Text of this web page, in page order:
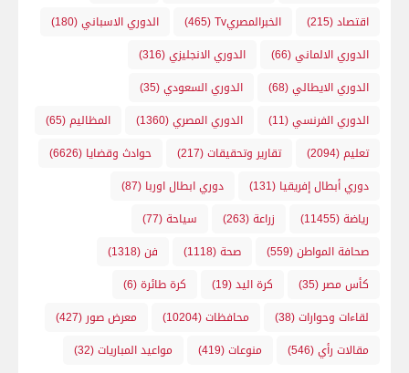
اقتصاد(215) الخبرالمصريTv (465) الدوري الاسباني(180)
الدوري الالماني(66) الدوري الانجليزي(316)
الدوري الايطالي(68) الدوري السعودي(35)
الدوري الفرنسي(11) الدوري المصري(1360) المظاليم(65)
تعليم(2094) تقارير وتحقيقات(217) حوادث وقضايا (6626)
دوري أبطال إفريقيا (131) دوري ابطال اوربا (87)
رياضة(11455) زراعة(263) سياحة(77)
صحافة المواطن(559) صحة(1118) فن(1318)
كأس مصر (35) كرة اليد(19) كرة طائرة(6)
لقاءات وحوارات(38) محافظات(10204) معرض صور (427)
مقالات رأي(546) منوعات(419) مواعيد المباريات(32)